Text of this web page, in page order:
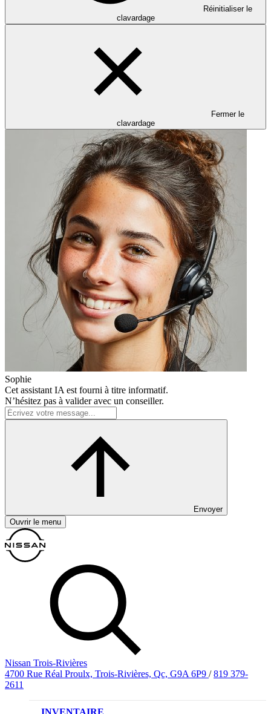
Réinitialiser le
clavardage
Fermer le
clavardage
Sophie
Cet assistant IA est fourni à titre informatif.
N’hésitez pas à valider avec un conseiller.
Envoyer
Ouvrir le menu
Nissan Trois-Rivières
4700 Rue Réal Proulx, Trois-Rivières, Qc, G9A 6P9 / 819 379-
2611
INVENTAIRE